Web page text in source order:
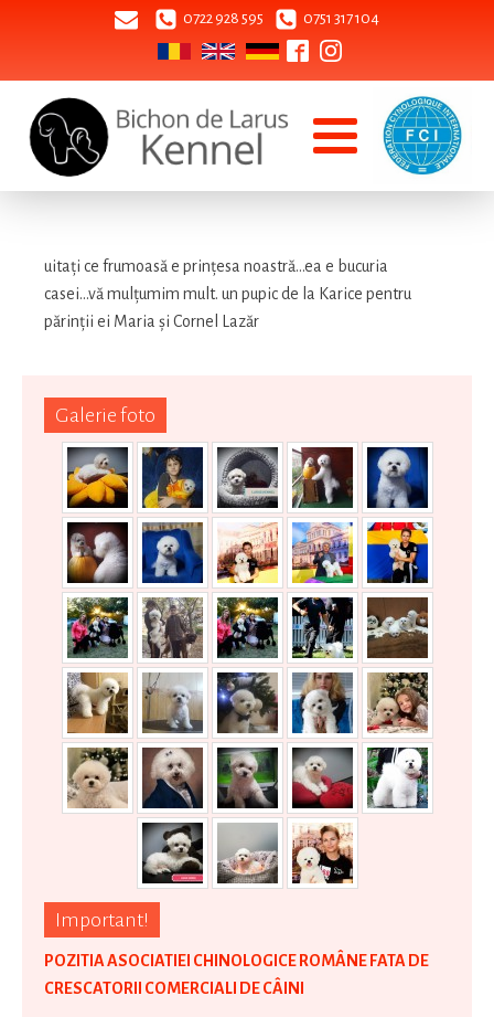
0722 928 595 0751 317 104
Galerie foto
Important!
POZITIA ASOCIATIEI CHINOLOGICE ROMÂNE FATA DE
CRESCATORII COMERCIALI DE CÂINI
uitaţi ce frumoasă e prinţesa noastră...ea e bucuria
casei...vă mulţumim mult. un pupic de la Karice pentru
părinţii ei Maria şi Cornel Lazăr